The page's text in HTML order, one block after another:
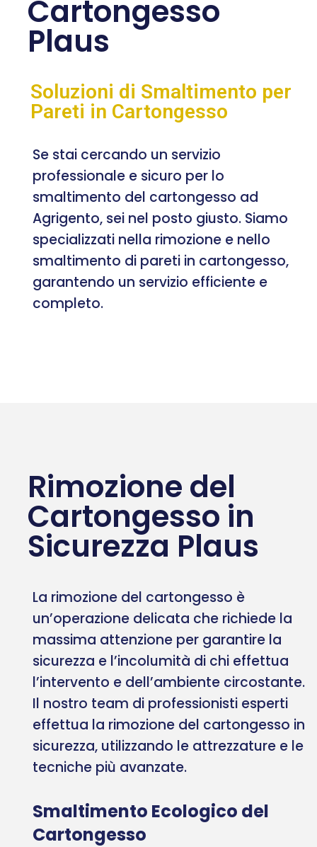
Cartongesso
Plaus
Soluzioni di Smaltimento per
Pareti in Cartongesso
Se stai cercando un servizio
professionale e sicuro per lo
smaltimento del cartongesso ad
Agrigento, sei nel posto giusto. Siamo
specializzati nella rimozione e nello
smaltimento di pareti in cartongesso,
garantendo un servizio efficiente e
completo.
Rimozione del
Cartongesso in
Sicurezza Plaus
La rimozione del cartongesso è
un’operazione delicata che richiede la
massima attenzione per garantire la
sicurezza e l’incolumità di chi effettua
l’intervento e dell’ambiente circostante.
Il nostro team di professionisti esperti
effettua la rimozione del cartongesso in
sicurezza, utilizzando le attrezzature e le
tecniche più avanzate.
Smaltimento Ecologico del
Cartongesso